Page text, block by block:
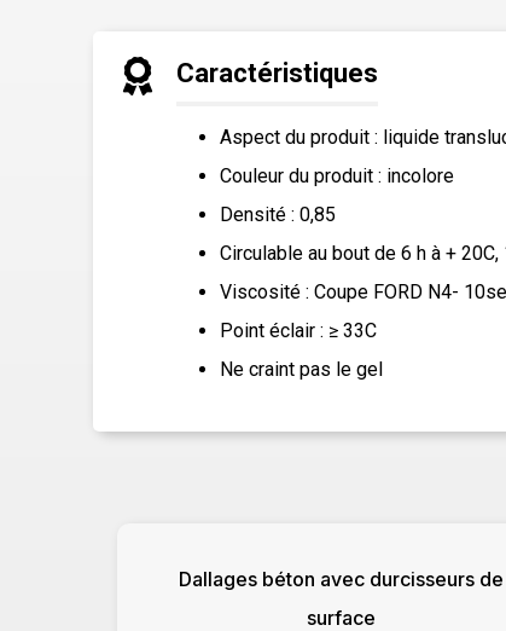
Caractéristiques
Aspect du produit : liquide
Couleur du produit : incolore
Densité : 0,85
Circulable au bout de 6 h à + 20C,
Viscosité : Coupe FORD N4-
Point éclair : ≥ 33C
Ne craint pas le gel
Dallages béton avec durcisseurs de
surface